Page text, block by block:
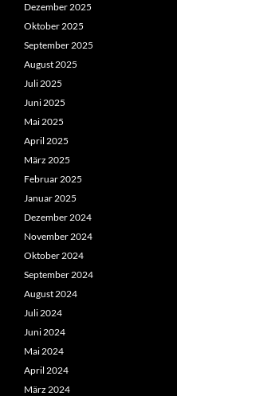
Dezember 2025
Oktober 2025
September 2025
August 2025
Juli 2025
Juni 2025
Mai 2025
April 2025
März 2025
Februar 2025
Januar 2025
Dezember 2024
November 2024
Oktober 2024
September 2024
August 2024
Juli 2024
Juni 2024
Mai 2024
April 2024
März 2024